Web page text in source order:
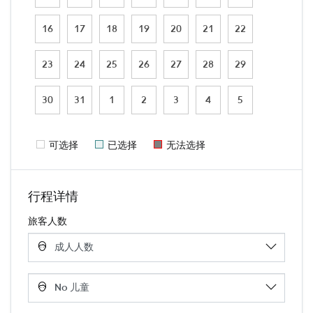
16 17 18 19 20 21 22
23 24 25 26 27 28 29
30 31 1 2 3 4 5
可选择 已选择 无法选择
行程详情
旅客人数